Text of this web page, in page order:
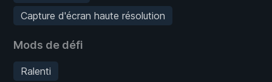
Capture d'écran haute résolution
Mods de défi
Ralenti